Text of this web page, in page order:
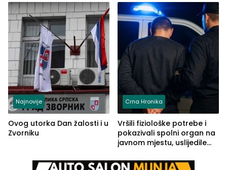
Kravice.
Najnovije
Ovog utorka Dan žalosti i u
Zvorniku
Crna Hronika
Vršili fiziološke potrebe i
pokazivali spolni organ na
javnom mjestu, uslijedile